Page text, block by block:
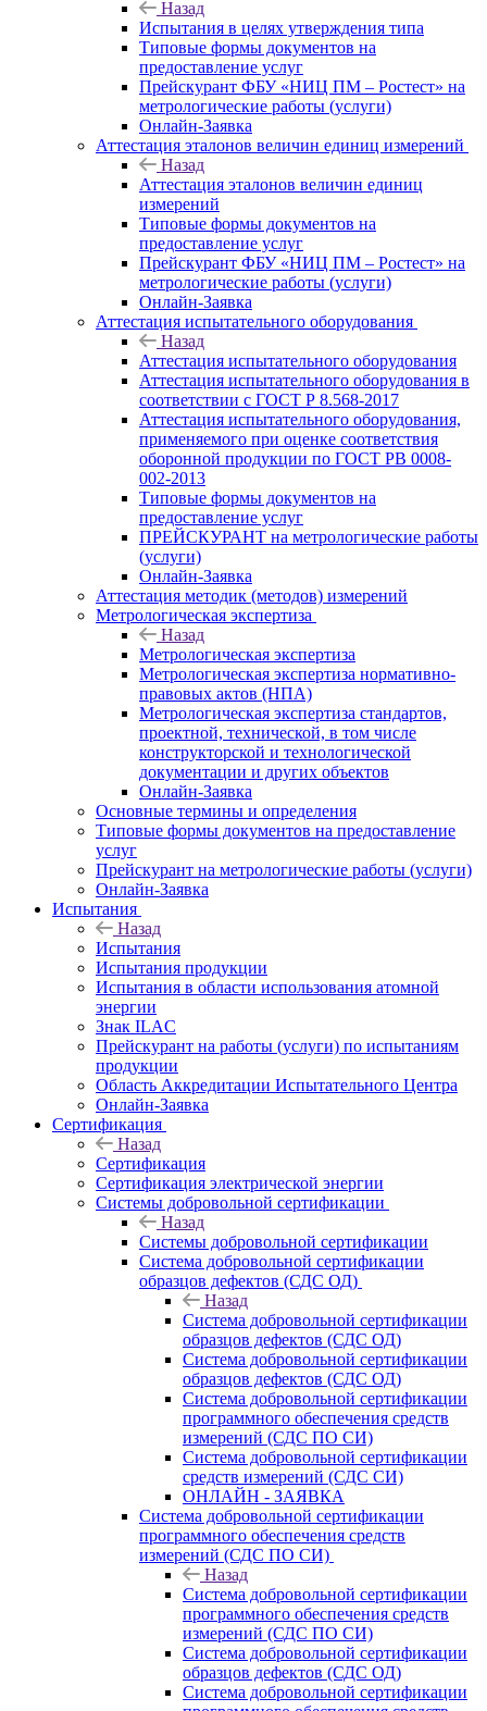
Назад
Испытания в целях утверждения типа
Типовые формы документов на
предоставление услуг
Прейскурант ФБУ «НИЦ ПМ – Ростест» на
метрологические работы (услуги)
Онлайн-Заявка
Аттестация эталонов величин единиц измерений
Назад
Аттестация эталонов величин единиц
измерений
Типовые формы документов на
предоставление услуг
Прейскурант ФБУ «НИЦ ПМ – Ростест» на
метрологические работы (услуги)
Онлайн-Заявка
Аттестация испытательного оборудования
Назад
Аттестация испытательного оборудования
Аттестация испытательного оборудования в
соответствии с ГОСТ Р 8.568-2017
Аттестация испытательного оборудования,
применяемого при оценке соответствия
оборонной продукции по ГОСТ РВ 0008-
002-2013
Типовые формы документов на
предоставление услуг
ПРЕЙСКУРАНТ на метрологические работы
(услуги)
Онлайн-Заявка
Аттестация методик (методов) измерений
Метрологическая экспертиза
Назад
Метрологическая экспертиза
Метрологическая экспертиза нормативно-
правовых актов (НПА)
Метрологическая экспертиза стандартов,
проектной, технической, в том числе
конструкторской и технологической
документации и других объектов
Онлайн-Заявка
Основные термины и определения
Типовые формы документов на предоставление
услуг
Прейскурант на метрологические работы (услуги)
Онлайн-Заявка
Испытания
Назад
Испытания
Испытания продукции
Испытания в области использования атомной
энергии
Знак ILAC
Прейскурант на работы (услуги) по испытаниям
продукции
Область Аккредитации Испытательного Центра
Онлайн-Заявка
Сертификация
Назад
Сертификация
Сертификация электрической энергии
Системы добровольной сертификации
Назад
Системы добровольной сертификации
Система добровольной сертификации
образцов дефектов (СДС ОД)
Назад
Система добровольной сертификации
образцов дефектов (СДС ОД)
Система добровольной сертификации
образцов дефектов (СДС ОД)
Система добровольной сертификации
программного обеспечения средств
измерений (СДС ПО СИ)
Система добровольной сертификации
средств измерений (СДС СИ)
ОНЛАЙН - ЗАЯВКА
Система добровольной сертификации
программного обеспечения средств
измерений (СДС ПО СИ)
Назад
Система добровольной сертификации
программного обеспечения средств
измерений (СДС ПО СИ)
Система добровольной сертификации
образцов дефектов (СДС ОД)
Система добровольной сертификации